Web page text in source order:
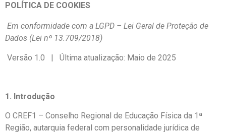
POLÍTICA DE COOKIES
Em conformidade com a LGPD – Lei Geral de Proteção de
Dados (Lei nº 13.709/2018)
Versão 1.0 | Última atualização: Maio de 2025
1. Introdução
O CREF1 – Conselho Regional de Educação Física da 1ª
Região, autarquia federal com personalidade jurídica de